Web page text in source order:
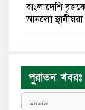
বাংলাদেশি
আনলো স্থানীয়রা
মন্ত্রীদের
হক নুর
পুরাতন খবরঃ